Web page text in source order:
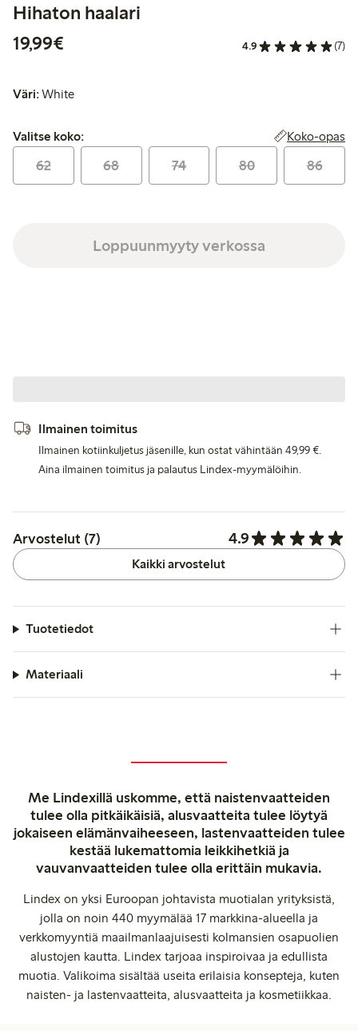
Hihaton haalari
19,99€
4.9 (7)
Väri:White
Valitse koko:
Valitse koko: Koko-opas
62 68 74 80 86
Loppuunmyyty verkossa
Ilmainen toimitus
Ilmainen kotiinkuljetus jäsenille, kun ostat vähintään 49,99 €.
Aina ilmainen toimitus ja palautus Lindex-myymälöihin.
Arvostelut (7) 4.9
Kaikki arvostelut
Tuotetiedot
Materiaali
Me Lindexillä uskomme, että naistenvaatteiden
tulee olla pitkäikäisiä, alusvaatteita tulee löytyä
jokaiseen elämänvaiheeseen, lastenvaatteiden tulee
kestää lukemattomia leikkihetkiä ja
vauvanvaatteiden tulee olla erittäin mukavia.
Lindex on yksi Euroopan johtavista muotialan yrityksistä,
jolla on noin 440 myymälää 17 markkina-alueella ja
verkkomyyntiä maailmanlaajuisesti kolmansien osapuolien
alustojen kautta. Lindex tarjoaa inspiroivaa ja edullista
muotia. Valikoima sisältää useita erilaisia konsepteja, kuten
naisten- ja lastenvaatteita, alusvaatteita ja kosmetiikkaa.